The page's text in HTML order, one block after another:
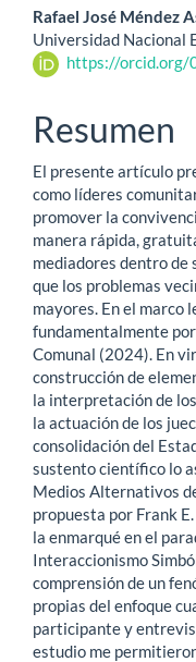
Contenido
principal
artículo
Rafael José Méndez
Universidad Nacional
https://
Resumen
El presente artículo
como líderes
promover la
manera rápida,
mediadores dentro de
que los problemas
mayores. En el marco
fundamentalmente
Comunal (2024). En
construcción de
la interpretación de
la actuación de los
consolidación del
sustento científico lo
Medios Alternativos
propuesta por Frank
la enmarqué en el
Interaccionismo
comprensión de un
propias del enfoque
participante y
estudio me